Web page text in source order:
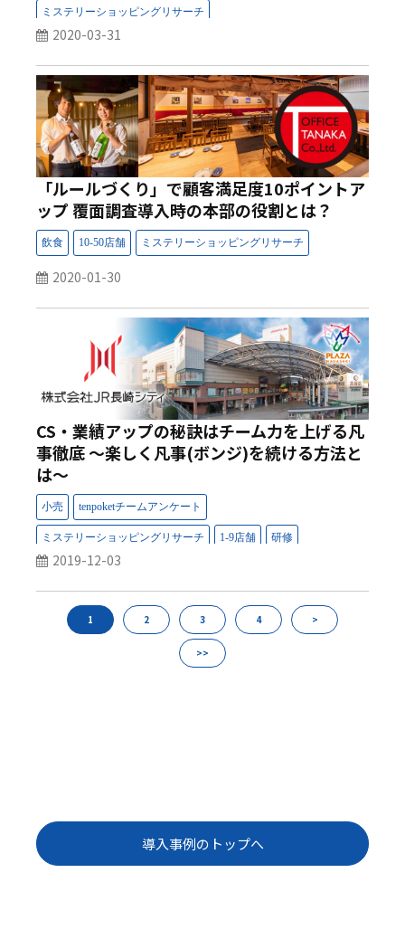
2020-03-31
「ルールづくり」で顧客満足度10ポイントア
ップ 覆面調査導入時の本部の役割とは？
2020-01-30
CS・業績アップの秘訣はチーム力を上げる凡
事徹底 ～楽しく凡事(ボンジ)を続ける方法と
は～
2019-12-03
1 2 3 4 >
>>
導入事例のトップへ